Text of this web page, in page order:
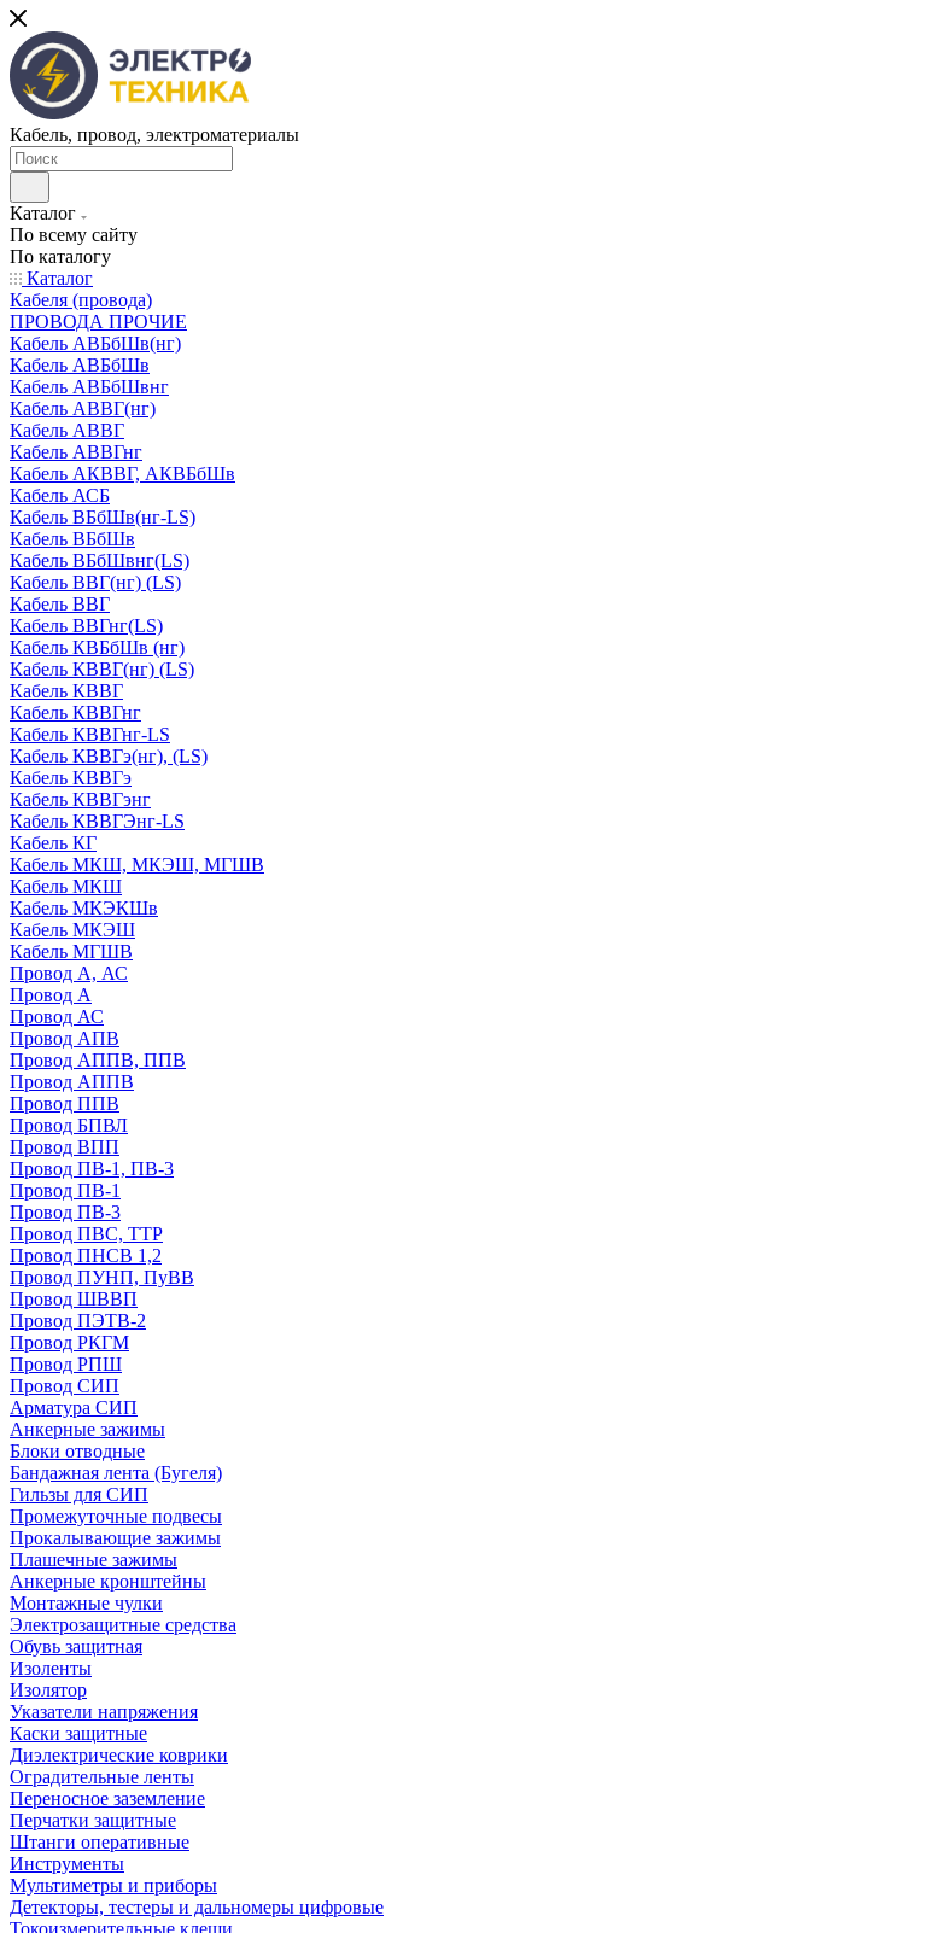
Кабель, провод, электроматериалы
Каталог
По всему сайту
По каталогу
Каталог
Кабеля (провода)
ПРОВОДА ПРОЧИЕ
Кабель АВБбШв(нг)
Кабель АВБбШв
Кабель АВБбШвнг
Кабель АВВГ(нг)
Кабель АВВГ
Кабель АВВГнг
Кабель АКВВГ, АКВБбШв
Кабель АСБ
Кабель ВБбШв(нг-LS)
Кабель ВБбШв
Кабель ВБбШвнг(LS)
Кабель ВВГ(нг) (LS)
Кабель ВВГ
Кабель ВВГнг(LS)
Кабель КВБбШв (нг)
Кабель КВВГ(нг) (LS)
Кабель КВВГ
Кабель КВВГнг
Кабель КВВГнг-LS
Кабель КВВГэ(нг), (LS)
Кабель КВВГэ
Кабель КВВГэнг
Кабель КВВГЭнг-LS
Кабель КГ
Кабель МКШ, МКЭШ, МГШВ
Кабель МКШ
Кабель МКЭКШв
Кабель МКЭШ
Кабель МГШВ
Провод А, АС
Провод А
Провод АС
Провод АПВ
Провод АППВ, ППВ
Провод АППВ
Провод ППВ
Провод БПВЛ
Провод ВПП
Провод ПВ-1, ПВ-3
Провод ПВ-1
Провод ПВ-3
Провод ПВС, ТТР
Провод ПНСВ 1,2
Провод ПУНП, ПуВВ
Провод ШВВП
Провод ПЭТВ-2
Провод РКГМ
Провод РПШ
Провод СИП
Арматура СИП
Анкерные зажимы
Блоки отводные
Бандажная лента (Бугеля)
Гильзы для СИП
Промежуточные подвесы
Прокалывающие зажимы
Плашечные зажимы
Анкерные кронштейны
Монтажные чулки
Электрозащитные средства
Обувь защитная
Изоленты
Изолятор
Указатели напряжения
Каски защитные
Диэлектрические коврики
Оградительные ленты
Переносное заземление
Перчатки защитные
Штанги оперативные
Инструменты
Мультиметры и приборы
Детекторы, тестеры и дальномеры цифровые
Токоизмерительные клещи